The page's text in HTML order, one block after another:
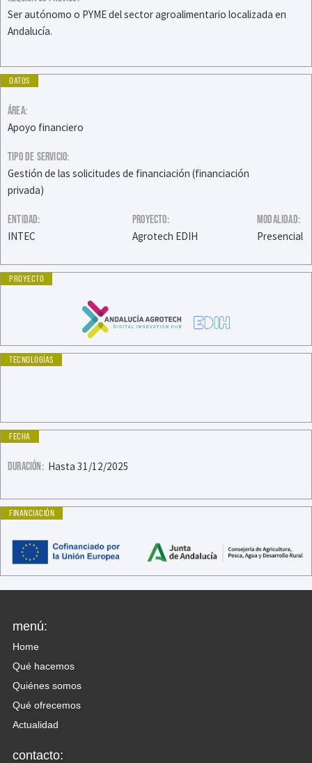
Ser autónomo o PYME del sector agroalimentario localizada en
Andalucía.
ÁREA:
Apoyo financiero
TIPO DE SERVICIO:
Gestión de las solicitudes de financiación (financiación
privada)
ENTIDAD:
INTEC
PROYECTO:
Agrotech EDIH
MODALIDAD:
Presencial
DATOS
PROYECTO
TECNOLOGÍAS
FECHA
DURACIÓN: Hasta 31/12/2025
FINANCIACIÓN
menú:
Home
Qué hacemos
Quiénes somos
Qué ofrecemos
Actualidad
contacto: